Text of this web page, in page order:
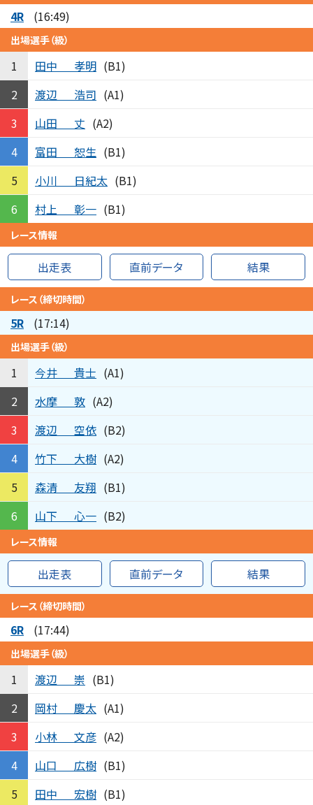
4R (16:49)
出場選手（級）
1 田中 孝明 (B1)
2
渡辺 浩司 (A1)
3
山田 丈 (A2)
4
富田 恕生 (B1)
5
小川 日紀太 (B1)
6
村上 彰一 (B1)
レース情報
出走表 直前データ 結果
レース（締切時間）
5R (17:14)
出場選手（級）
1 今井 貴士 (A1)
2
水摩 敦 (A2)
3
渡辺 空依 (B2)
4
竹下 大樹 (A2)
5
森清 友翔 (B1)
6
山下 心一 (B2)
レース情報
出走表 直前データ 結果
レース（締切時間）
6R (17:44)
出場選手（級）
1 渡辺 崇 (B1)
2
岡村 慶太 (A1)
3
小林 文彦 (A2)
4
山口 広樹 (B1)
5
田中 宏樹 (B1)